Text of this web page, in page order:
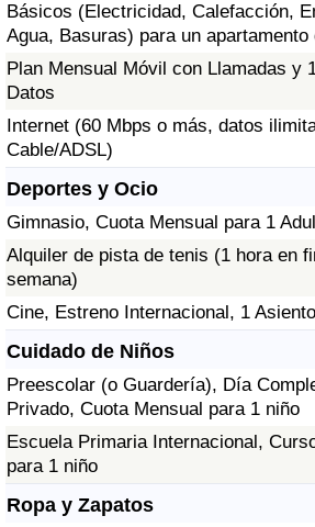
Básicos (Electricidad, Calefacción,
Agua, Basuras) para un apartamento
Plan Mensual Móvil con Llamadas y
Datos
Internet (60 Mbps o más, datos
Cable/ADSL)
Deportes y Ocio
Gimnasio, Cuota Mensual para 1
Alquiler de pista de tenis (1 hora en
semana)
Cine, Estreno Internacional, 1 Asiento
Cuidado de Niños
Preescolar (o Guardería), Día
Privado, Cuota Mensual para 1 niño
Escuela Primaria Internacional,
para 1 niño
Ropa y Zapatos